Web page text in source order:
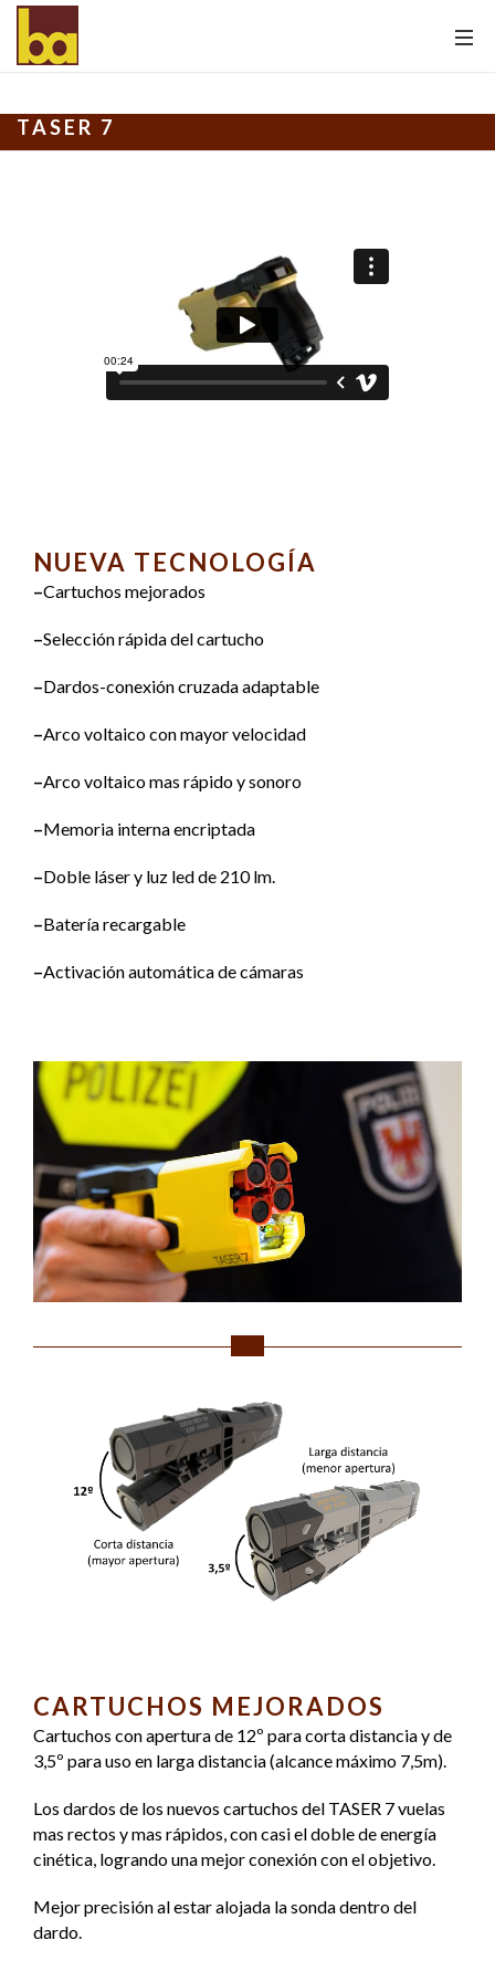
TASER 7
NUEVA TECNOLOGÍA
–Cartuchos mejorados
–Selección rápida del cartucho
–Dardos-conexión cruzada adaptable
–Arco voltaico con mayor velocidad
–Arco voltaico mas rápido y sonoro
–Memoria interna encriptada
–Doble láser y luz led de 210 lm.
–Batería recargable
–Activación automática de cámaras
CARTUCHOS MEJORADOS
Cartuchos con apertura de 12º para corta distancia y de
3,5º para uso en larga distancia (alcance máximo 7,5m).
Los dardos de los nuevos cartuchos del TASER 7 vuelas
mas rectos y mas rápidos, con casi el doble de energía
cinética, logrando una mejor conexión con el objetivo.
Mejor precisión al estar alojada la sonda dentro del
dardo.